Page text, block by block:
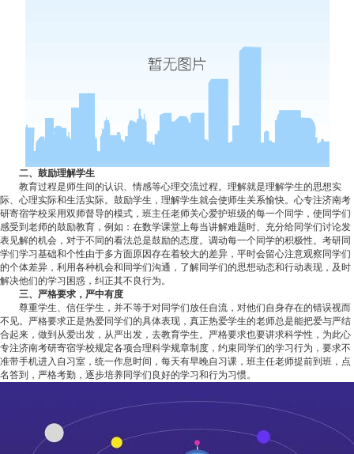
二、鼓励理解学生
教育过程是师生间的认识、情感等心理交流过程。理解就是理解学生的思想实
际、心理实际和生活实际。鼓励学生，理解学生就会使师生关系愉快。心专注济南考
研寄宿学校采用双师督导的模式，班主任老师关心爱护班级的每一个同学，使同学们
感受到老师的鼓励教育，例如：在数学课堂上每当讲解难题时、充分给同学们讨论发
表见解的机会，对于不同的看法总是鼓励的态度。调动每一个同学的积极性。考研同
学们学习基础和个性由于多方面原因存在着较大的差异，平时会留心注意观察同学们
的个体差异，利用各种机会和同学们沟通，了解同学们的思想动态和行动表现，及时
解决他们的学习困惑，纠正其不良行为。
三、严格要求，严中有度
尊重学生、信任学生，并不等于对同学们放任自流，对他们自身存在的错误视而
不见。严格要求正是热爱同学们的具体表现，真正热爱学生的老师总是能把爱与严结
合起来，做到从爱出发，从严出发，去教育学生。严格要求也要讲求科学性，为此心
专注济南考研寄宿学校规定各项合理科学规章制度，约束同学们的学习行为，要求不
准带手机进入自习室，统一作息时间，每天有早晚自习课，班主任老师提前到班，点
名答到，严格考勤，逐步培养同学们良好的学习和行为习惯。